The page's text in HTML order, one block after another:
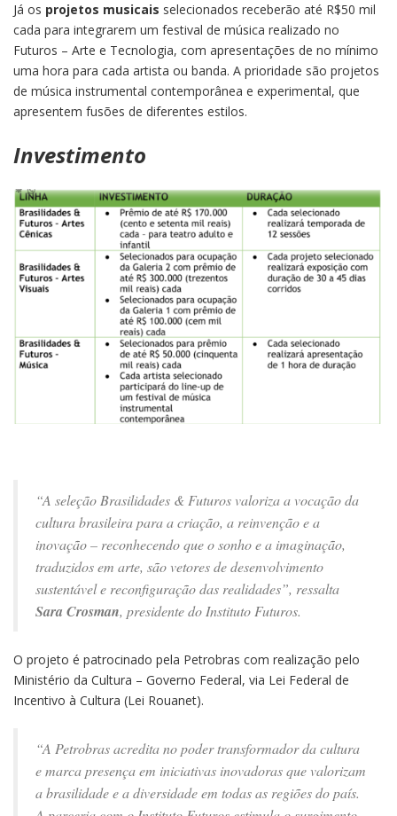
Já os projetos musicais selecionados receberão até R$50 mil
cada para integrarem um festival de música realizado no
Futuros – Arte e Tecnologia, com apresentações de no mínimo
uma hora para cada artista ou banda. A prioridade são projetos
de música instrumental contemporânea e experimental, que
apresentem fusões de diferentes estilos.
Investimento
“A seleção Brasilidades & Futuros valoriza a vocação da
cultura brasileira para a criação, a reinvenção e a
inovação – reconhecendo que o sonho e a imaginação,
traduzidos em arte, são vetores de desenvolvimento
sustentável e reconfiguração das realidades”, ressalta
Sara Crosman, presidente do Instituto Futuros.
O projeto é patrocinado pela Petrobras com realização pelo
Ministério da Cultura – Governo Federal, via Lei Federal de
Incentivo à Cultura (Lei Rouanet).
“A Petrobras acredita no poder transformador da cultura
e marca presença em iniciativas inovadoras que valorizam
a brasilidade e a diversidade em todas as regiões do país.